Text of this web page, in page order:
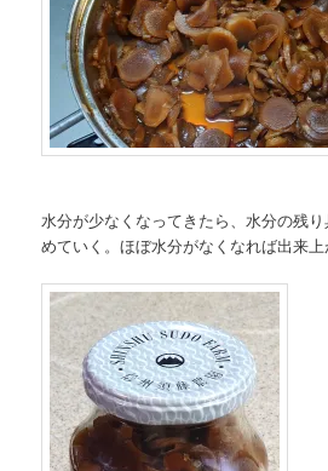
水分が少なくなってきたら、水分の残
めていく。ほぼ水分がなくなれば出来上